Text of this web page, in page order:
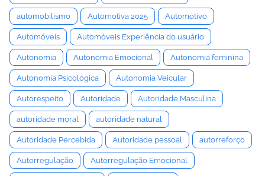
automobilismo Automotiva 2025 Automotivo
Automóveis Automóveis Experiência do usuário
Autonomia Autonomia Emocional Autonomia feminina
Autonomia Psicológica Autonomia Veicular
Autorespeito Autoridade Autoridade Masculina
autoridade moral autoridade natural
Autoridade Percebida Autoridade pessoal autorreforço
Autorregulação Autorregulação Emocional